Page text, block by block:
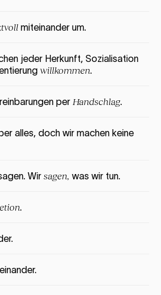
miteinander um.
jeder Herkunft, Sozialisation
willkommen.
per Handschlag.
alles, doch wir machen keine
Wir sagen, was wir tun.
.
einander.